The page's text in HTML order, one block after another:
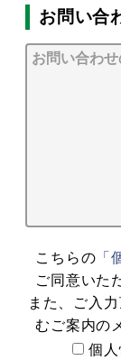
お問い合
こちらの 「
ご同意いた
また、ご入
むご案内の
個